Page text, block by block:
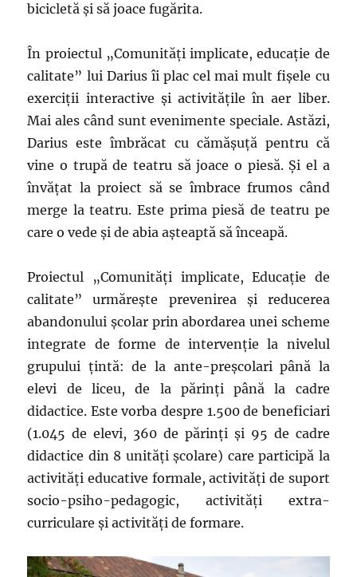
bicicletă și să joace fugărita.
În proiectul „Comunități implicate, educație de
calitate” lui Darius îi plac cel mai mult fișele cu
exerciții interactive și activitățile în aer liber.
Mai ales când sunt evenimente speciale. Astăzi,
Darius este îmbrăcat cu cămășuță pentru că
vine o trupă de teatru să joace o piesă. Și el a
învățat la proiect să se îmbrace frumos când
merge la teatru. Este prima piesă de teatru pe
care o vede și de abia așteaptă să înceapă.
Proiectul „Comunități implicate, Educație de
calitate” urmărește prevenirea și reducerea
abandonului școlar prin abordarea unei scheme
integrate de forme de intervenție la nivelul
grupului țintă: de la ante-preșcolari până la
elevi de liceu, de la părinți până la cadre
didactice. Este vorba despre 1.500 de beneficiari
(1.045 de elevi, 360 de părinți și 95 de cadre
didactice din 8 unități școlare) care participă la
activități educative formale, activități de suport
socio-psiho-pedagogic, activități extra-
curriculare și activități de formare.